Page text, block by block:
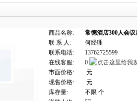
商品名称:
常德酒店300人会
联 系 人:
何经理
联系电话:
13762725599
在线客服:
0
市面价格:
元
现售价格:
元
库存量:
不限 个